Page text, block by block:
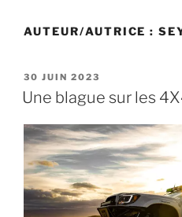
AUTEUR/AUTRICE :
PUBLIÉ
LE
30 JUIN 2023
Une blague sur les